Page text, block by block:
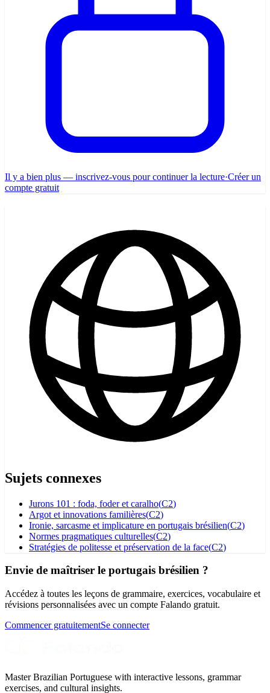
Il y a bien plus — inscrivez-vous pour continuer la lecture·Créer un
compte gratuit
Sujets connexes
Jurons 101 : foda, foder et caralho(C2)
Argot et innovations familières(C2)
Ironie, sarcasme et implicature en portugais brésilien(C2)
Normes pragmatiques culturelles(C2)
Stratégies de politesse et préservation de la face(C2)
Envie de maîtriser le portugais brésilien ?
Accédez à toutes les leçons de grammaire, exercices, vocabulaire et
révisions personnalisées avec un compte Falando gratuit.
Commencer gratuitementSe connecter
Master Brazilian Portuguese with interactive lessons, grammar
exercises, and cultural insights.